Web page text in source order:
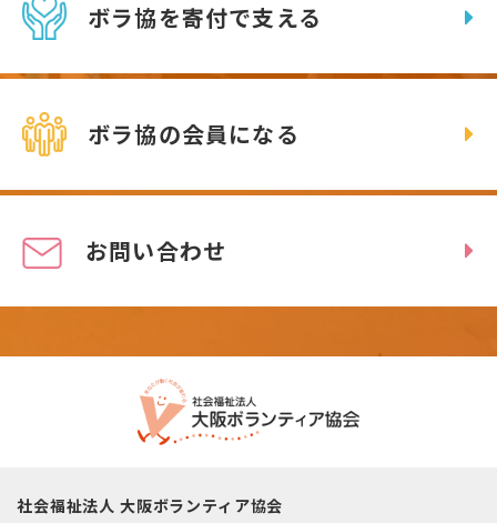
ボラ協を寄付で支える
ボラ協の会員になる
お問い合わせ
社会福祉法人 大阪ボランティア協会